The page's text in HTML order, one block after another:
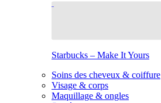
Starbucks – Make It Yours
Soins des cheveux & coiffure
Visage & corps
Maquillage & ongles